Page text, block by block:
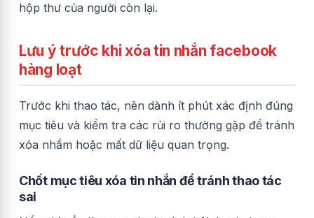
hộp thư của người còn lại.
Lưu ý trước khi xóa tin nhắn facebook
hàng loạt
Trước khi thao tác, nên dành ít phút xác định đúng
mục tiêu và kiểm tra các rủi ro thường gặp để tránh
xóa nhầm hoặc mất dữ liệu quan trọng.
Chốt mục tiêu xóa tin nhắn để tránh thao tác
sai